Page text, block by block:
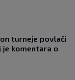
turneje povlači
komentara o